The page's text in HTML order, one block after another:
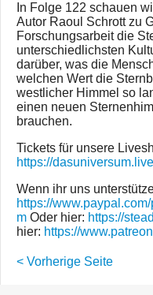
In Folge 122 schauen
Autor Raoul Schrott zu
Forschungsarbeit die
unterschiedlichsten
darüber, was die
welchen Wert die
westlicher Himmel so
einen neuen
brauchen.
Tickets für unsere
https://dasuniversum.live
Wenn ihr uns
https://
m Oder hier: https://
hier: https://
< Vorherige Seite